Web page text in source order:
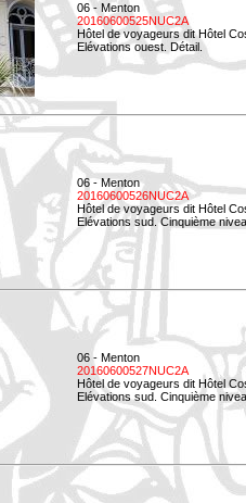
06 - Menton
20160600525NUC2A
Hôtel de voyageurs dit Hôtel
Elévations ouest. Détail.
06 - Menton
20160600526NUC2A
Hôtel de voyageurs dit Hôtel
Elévations sud. Cinquième
06 - Menton
20160600527NUC2A
Hôtel de voyageurs dit Hôtel
Elévations sud. Cinquième